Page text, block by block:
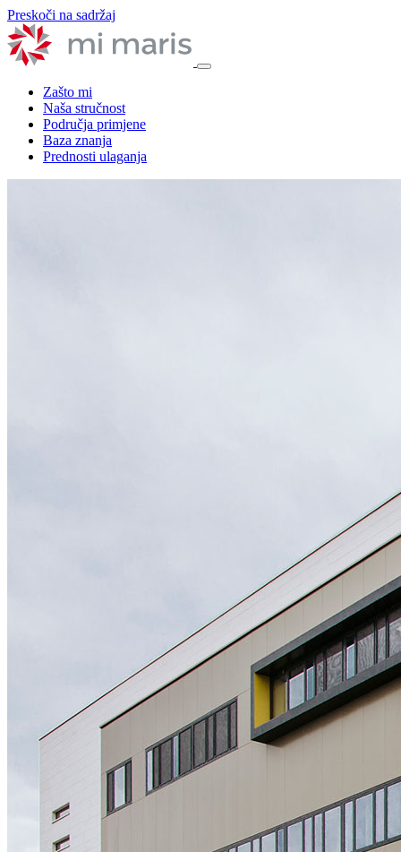
Preskoči na sadržaj
Zašto mi
Naša stručnost
Područja primjene
Baza znanja
Prednosti ulaganja